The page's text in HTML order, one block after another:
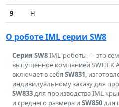
9
H
О роботе IML серии SW8
Серия SW8IML-роботы — это
выпущенное компанией SWITEK
включает в себя SW831,
индивидуальному заказу для
SW833для производства IML
и среднего размера иSW850для